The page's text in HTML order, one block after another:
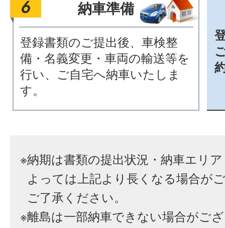
納車準備
登録書類のご提出後、車検整
備・名義変更・車両の輸送等を
行い、ご自宅へ納車いたしま
す。
※納期は書類の提出状況・納車エリ
よっては上記より長くなる場合が
ご了承ください。
※離島は一部納車できない場合がご